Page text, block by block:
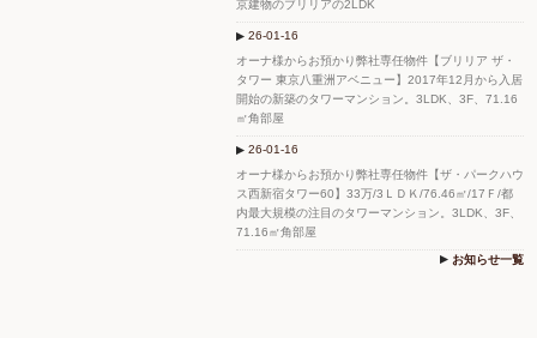
京建物のブリリアの2LDK
26-01-16
オーナ様からお預かり弊社専任物件【ブリリア ザ・
タワー 東京八重洲アベニュー】2017年12月から入居
開始の新築のタワーマンション。3LDK、3F、71.16
㎡角部屋
26-01-16
オーナ様からお預かり弊社専任物件【ザ・パークハウ
ス西新宿タワー60】33万/3ＬＤＫ/76.46㎡/17Ｆ/都
内最大規模の注目のタワーマンション。3LDK、3F、
71.16㎡角部屋
お知らせ一覧